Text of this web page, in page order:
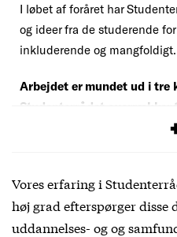
I løbet af foråret har
og ideer fra de studerende
inkluderende og mangfoldigt.
Arbejdet er mundet ud i tre
Studenterrådet overrækker
fredag den 9. juni kl. 15:00-
Vores erfaring i
høj grad efterspørger disse
uddannelses- og og